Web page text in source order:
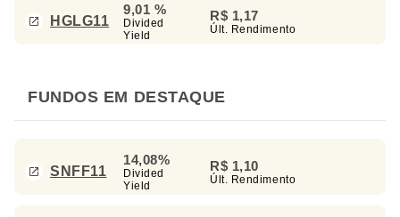
HGLG11
9,01 %
Divided
Yield
R$ 1,17
Últ. Rendimento
FUNDOS EM DESTAQUE
SNFF11
14,08%
Divided
Yield
R$ 1,10
Últ. Rendimento